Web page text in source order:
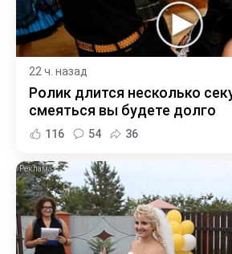
22 ч. назад
Ролик длится несколько
смеяться вы будете долго
116 54 36